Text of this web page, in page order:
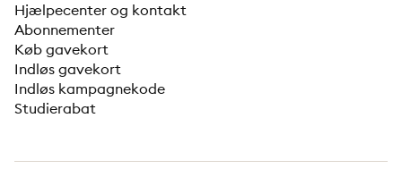
Hjælpecenter og kontakt
Abonnementer
Køb gavekort
Indløs gavekort
Indløs kampagnekode
Studierabat